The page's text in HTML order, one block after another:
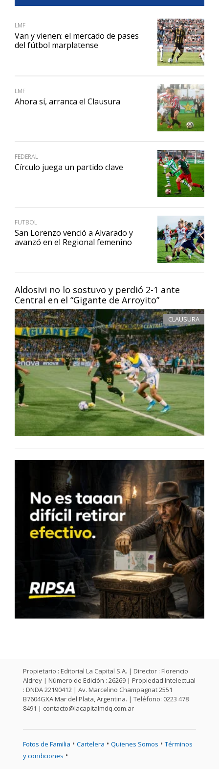
Aldosivi no lo sostuvo y perdió 2-1 ante
Central en el “Gigante de Arroyito”
CLAUSURA
LMF
Van y vienen: el mercado de pases
del fútbol marplatense
LMF
Ahora sí, arranca el Clausura
FEDERAL
Círculo juega un partido clave
FUTBOL
San Lorenzo venció a Alvarado y
avanzó en el Regional femenino
Propietario : Editorial La Capital S.A. | Director : Florencio
Aldrey | Número de Edición : 26269 | Propiedad Intelectual
: DNDA 22190412 | Av. Marcelino Champagnat 2551
B7604GXA Mar del Plata, Argentina. | Teléfono: 0223 478
8491 | contacto@lacapitalmdq.com.ar
Fotos de Familia • Cartelera • Quienes Somos • Términos
y condiciones •